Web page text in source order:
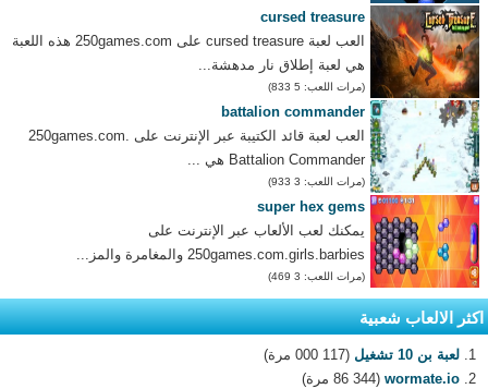
cursed treasure
العب لعبة cursed treasure على 250games.com هذه اللعبة
هي لعبة إطلاق نار مدهشة...
(مرات اللعب: 5 833)
battalion commander
العب لعبة قائد الكتيبة عبر الإنترنت على 250games.com.
Battalion Commander هي ...
(مرات اللعب: 3 933)
super hex gems
يمكنك لعب الألعاب عبر الإنترنت على
250games.com.girls.barbies والمغامرة والمز...
(مرات اللعب: 3 469)
اكثر الالعاب شعبية
لعبة بن 10 تشغيل
(117 000 مرة)
wormate.io (86 344 مرة)